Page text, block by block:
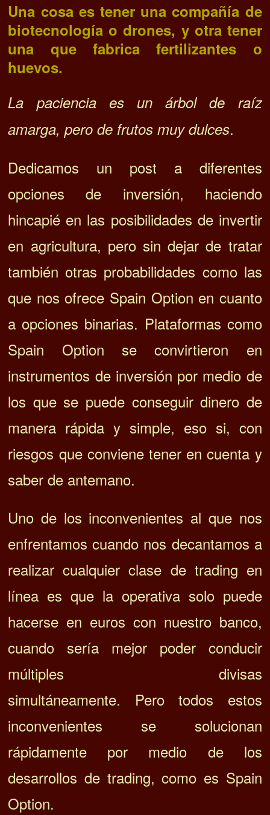
Una cosa es tener una compañía de
biotecnología o drones, y otra tener
una que fabrica fertilizantes o
huevos.
La paciencia es un árbol de raíz
amarga, pero de frutos muy dulces.
Dedicamos un post a diferentes
opciones de inversión, haciendo
hincapié en las posibilidades de invertir
en agricultura, pero sin dejar de tratar
también otras probabilidades como las
que nos ofrece Spain Option en cuanto
a opciones binarias. Plataformas como
Spain Option se convirtieron en
instrumentos de inversión por medio de
los que se puede conseguir dinero de
manera rápida y simple, eso si, con
riesgos que conviene tener en cuenta y
saber de antemano.
Uno de los inconvenientes al que nos
enfrentamos cuando nos decantamos a
realizar cualquier clase de trading en
línea es que la operativa solo puede
hacerse en euros con nuestro banco,
cuando sería mejor poder conducir
múltiples divisas
simultáneamente. Pero todos estos
inconvenientes se solucionan
rápidamente por medio de los
desarrollos de trading, como es Spain
Option.